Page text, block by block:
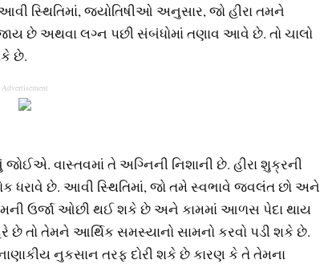
આવી સ્થિતિમાં, જ્યોતિષીઓ અનુસાર, જો હીરા તમને
છે અથવા લગ્ન પછી સંબંધોમાં તણાવ આવે છે. તો ચાલો
છે.
Advertisement
જોઈએ. વાસ્તવમાં તે અગ્નિની નિશાની છે. હીરા શુક્રની
ધરાવે છે. આવી સ્થિતિમાં, જો તમે સ્વભાવે જ્વલંત છો અને
ઉર્જા ઓછી થઈ શકે છે અને કામમાં આળસ પેદા થાય
છે તો તેમને આર્થિક સમસ્યાનો સામનો કરવો પડી શકે છે.
નુકસાન તરફ દોરી શકે છે કારણ કે તે તેમના